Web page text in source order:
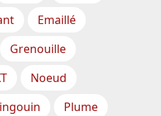
Emaillé
Grenouille
Noeud
Plume